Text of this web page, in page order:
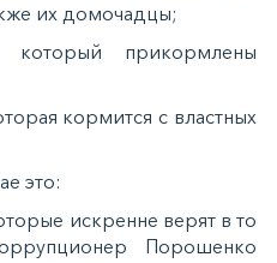
их домочадцы;
который прикормлены
кормится с властных
это:
искренне верят в то
Порошенко